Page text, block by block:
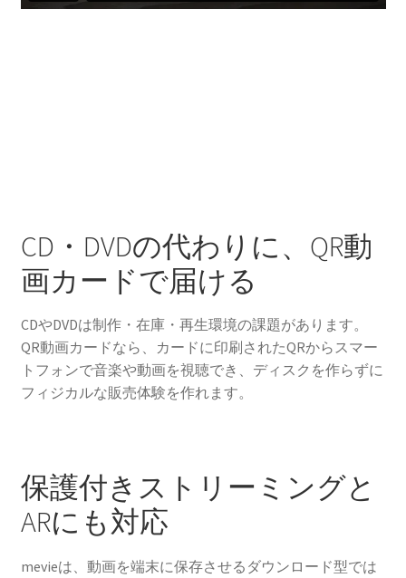
CD・DVDの代わりに、QR動
画カードで届ける
CDやDVDは制作・在庫・再生環境の課題があります。
QR動画カードなら、カードに印刷されたQRからスマー
トフォンで音楽や動画を視聴でき、ディスクを作らずに
フィジカルな販売体験を作れます。
保護付きストリーミングと
ARにも対応
mevieは、動画を端末に保存させるダウンロード型では